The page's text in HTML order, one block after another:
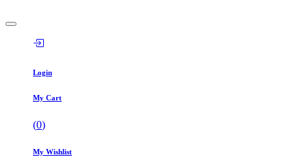
Login
My Cart
(0)
My Wishlist